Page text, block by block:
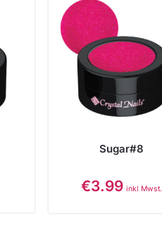
Sugar#8
€3.99 inkl Mwst.